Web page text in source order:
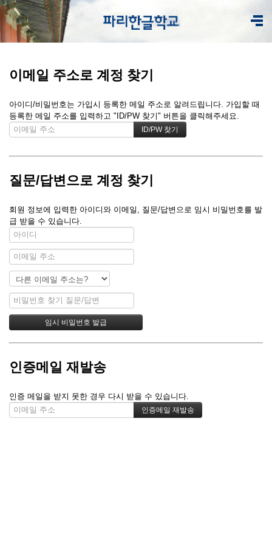
이메일 주소로 계정 찾기
아이디/비밀번호는 가입시 등록한 메일 주소로 알려드립니다. 가입할 때
등록한 메일 주소를 입력하고 "ID/PW 찾기" 버튼을 클릭해주세요.
질문/답변으로 계정 찾기
회원 정보에 입력한 아이디와 이메일, 질문/답변으로 임시 비밀번호를 발
급 받을 수 있습니다.
인증메일 재발송
인증 메일을 받지 못한 경우 다시 받을 수 있습니다.